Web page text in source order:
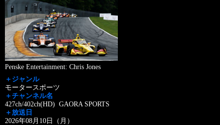
Penske Entertainment: Chris Jones
＋ジャンル
モータースポーツ
＋チャンネル名
427ch/402ch(HD) GAORA SPORTS
＋放送日
2026年08月10日（月）